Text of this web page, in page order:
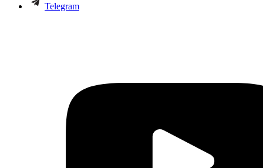
Telegram